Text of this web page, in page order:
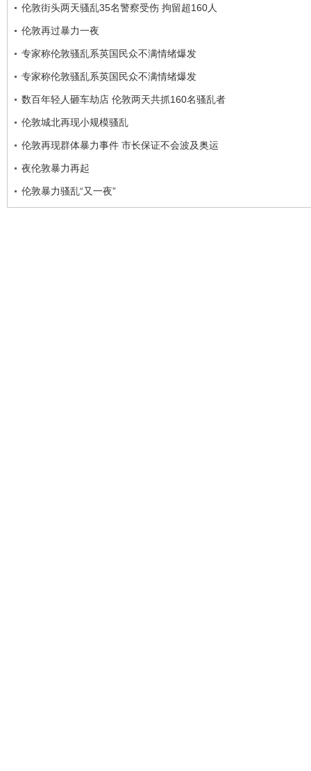
伦敦街头两天骚乱35名警察受伤 拘留超160人
伦敦再过暴力一夜
专家称伦敦骚乱系英国民众不满情绪爆发
专家称伦敦骚乱系英国民众不满情绪爆发
数百年轻人砸车劫店 伦敦两天共抓160名骚乱者
伦敦城北再现小规模骚乱
伦敦再现群体暴力事件 市长保证不会波及奥运
夜伦敦暴力再起
伦敦暴力骚乱“又一夜”